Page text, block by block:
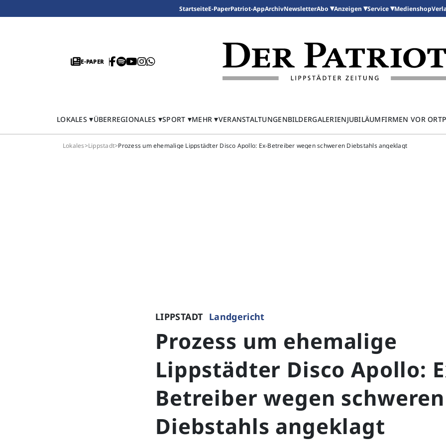
StartseiteE-PaperPatriot-AppArchivNewsletterAbo Anzeigen Service Medienshop
E-PAPER
LOKALES ÜBERREGIONALES SPORT MEHR VERANSTALTUNGENBILDERGALERIENJUBILÄUMFIRMEN VOR ORT
Lokales>Lippstadt>Prozess um ehemalige Lippstädter Disco Apollo: Ex-Betreiber wegen schweren Diebstahls angeklagt
LIPPSTADT Landgericht
Prozess um ehemalige
Lippstädter Disco Apollo:
Betreiber wegen schweren
Diebstahls angeklagt